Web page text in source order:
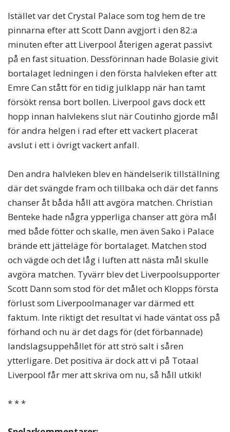
Istället var det Crystal Palace som tog hem de tre
pinnarna efter att Scott Dann avgjort i den 82:a
minuten efter att Liverpool återigen agerat passivt
på en fast situation. Dessförinnan hade Bolasie givit
bortalaget ledningen i den första halvleken efter att
Emre Can stått för en tidig julklapp när han tamt
försökt rensa bort bollen. Liverpool gavs dock ett
hopp innan halvlekens slut när Coutinho gjorde mål
för andra helgen i rad efter ett vackert placerat
avslut i ett i övrigt vackert anfall.
Den andra halvleken blev en händelserik tillställning
där det svängde fram och tillbaka och där det fanns
chanser åt båda håll att avgöra matchen. Christian
Benteke hade några ypperliga chanser att göra mål
med både fötter och skalle, men även Sako i Palace
brände ett jätteläge för bortalaget. Matchen stod
och vägde och det låg i luften att nästa mål skulle
avgöra matchen. Tyvärr blev det Liverpoolsupporter
Scott Dann som stod för det målet och Klopps första
förlust som Liverpoolmanager var därmed ett
faktum. Inte riktigt det resultat vi hade väntat oss på
förhand och nu är det dags för (det förbannade)
landslagsuppehållet för att strö salt i såren
ytterligare. Det positiva är dock att vi på Totaal
Liverpool får mer att skriva om nu, så håll utkik!
* * *